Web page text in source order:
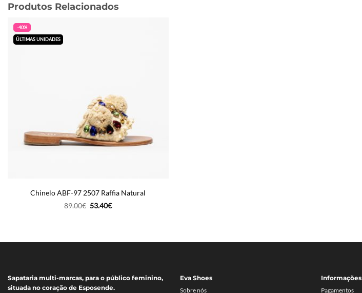
Produtos Relacionados
-40%
ÚLTIMAS UNIDADES
Chinelo ABF-97 2507 Raffia Natural
89.00€ O
53.40€O
Sapataria multi-marcas, para o público feminino,
situada no coração de Esposende.
Eva Shoes
Sobre nós
Informações
Pagamentos